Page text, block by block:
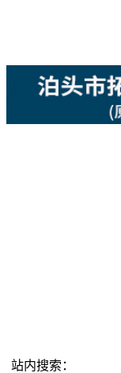
站内搜索：